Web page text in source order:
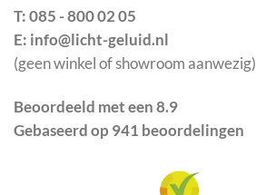
T: 085 - 800 02 05
E: info@licht-geluid.nl
(geen winkel of showroom aanwezig)
Beoordeeld met een 8.9
Gebaseerd op 941 beoordelingen